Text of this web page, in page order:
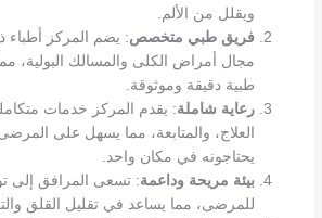
ويقلل من الألم.
فريق طبي متخصص: يضم المركز أطباء
مجال أمراض الكلى والمسالك البولية،
طبية دقيقة وموثوقة.
رعاية شاملة: يقدم المركز خدمات
العلاج، والمتابعة، مما يسهل على
يحتاجونه في مكان واحد.
بيئة مريحة وداعمة: تسعى المرافق إلى
للمرضى، مما يساعد في تقليل القلق